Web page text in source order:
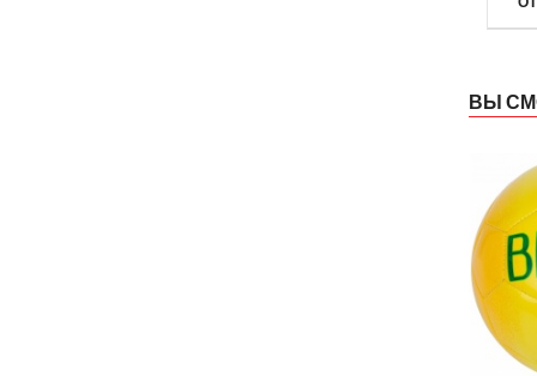
ВЫ